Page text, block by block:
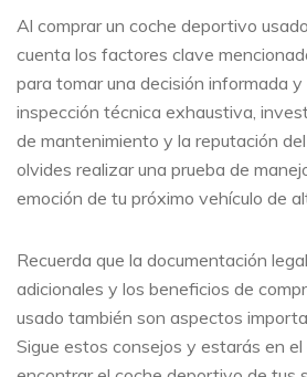
Al comprar un coche deportivo
cuenta los factores clave
para tomar una decisión informada
inspección técnica exhaustiva,
de mantenimiento y la reputación
olvides realizar una prueba de
emoción de tu próximo vehículo de
Recuerda que la documentación
adicionales y los beneficios de
usado también son aspectos
Sigue estos consejos y estarás en